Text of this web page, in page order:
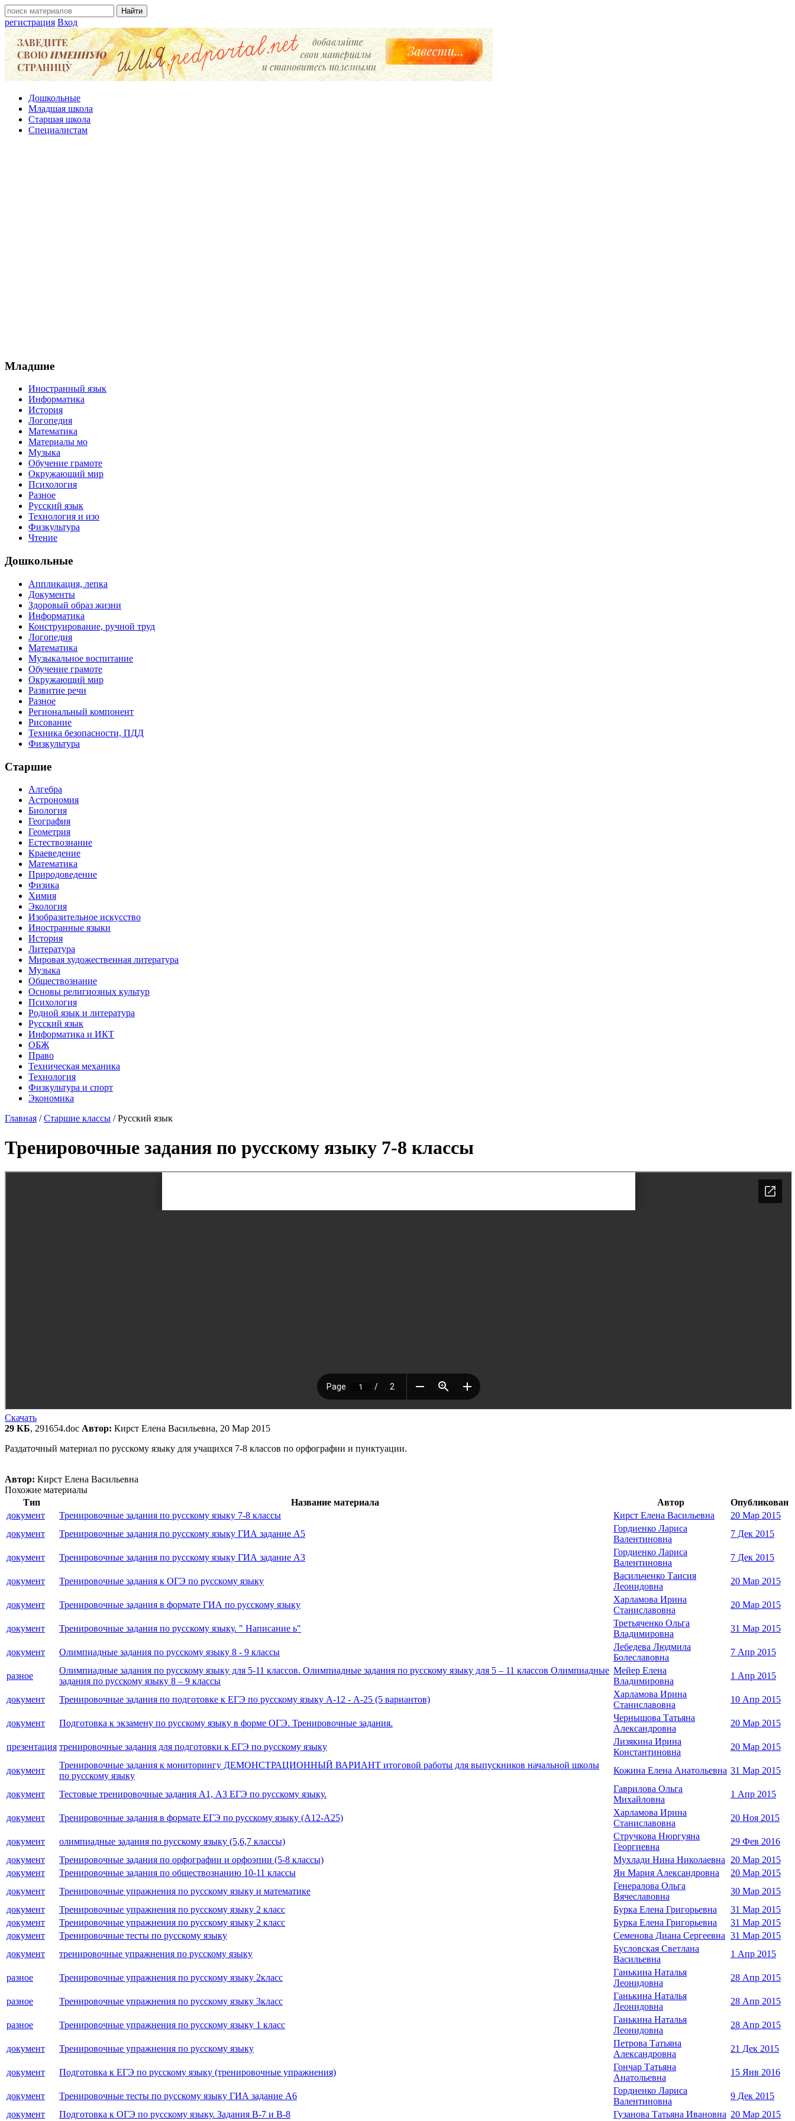
регистрация Вход
Дошкольные
Младшая школа
Старшая школа
Специалистам
Младшие
Иностранный язык
Информатика
История
Логопедия
Математика
Материалы мо
Музыка
Обучение грамоте
Окружающий мир
Психология
Разное
Русский язык
Технология и изо
Физкультура
Чтение
Дошкольные
Аппликация, лепка
Документы
Здоровый образ жизни
Информатика
Конструирование, ручной труд
Логопедия
Математика
Музыкальное воспитание
Обучение грамоте
Окружающий мир
Развитие речи
Разное
Региональный компонент
Рисование
Техника безопасности, ПДД
Физкультура
Старшие
Алгебра
Астрономия
Биология
География
Геометрия
Естествознание
Краеведение
Математика
Природоведение
Физика
Химия
Экология
Изобразительное искусство
Иностранные языки
История
Литература
Мировая художественная литература
Музыка
Обществознание
Основы религиозных культур
Психология
Родной язык и литература
Русский язык
Информатика и ИКТ
ОБЖ
Право
Техническая механика
Технология
Физкультура и спорт
Экономика
Главная /Старшие классы /Русский язык
Тренировочные задания по русскому языку 7-8 классы
Скачать
29 КБ, 291654.doc Автор: Кирст Елена Васильевна, 20 Мар 2015
Раздаточный материал по русскому языку для учащихся 7-8 классов по орфографии и пунктуации.
Автор: Кирст Елена Васильевна
Похожие материалы
Тип
Название материала Автор
Опубликован
документ
Тренировочные задания по русскому языку 7-8 классы Кирст Елена Васильевна
20 Мар 2015
документ
Тренировочные задания по русскому языку ГИА задание А5
Гордиенко Лариса
Валентиновна
7 Дек 2015
документ Тренировочные задания по русскому языку ГИА задание А3
Гордиенко Лариса
Валентиновна
7 Дек 2015
документ Тренировочные задания к ОГЭ по русскому языку
Васильченко Таисия
Леонидовна
20 Мар 2015
документ Тренировочные задания в формате ГИА по русскому языку
Харламова Ирина
Станиславовна
20 Мар 2015
документ Тренировочные задания по русскому языку. " Написание ь"
Третьяченко Ольга
Владимировна
31 Мар 2015
документ Олимпиадные задания по русскому языку 8 - 9 классы
Лебедева Людмила
Болеславовна
7 Апр 2015
разное
Олимпиадные задания по русскому языку для 5-11 классов. Олимпиадные задания по русскому языку для 5 – 11 классов Олимпиадные
задания по русскому языку 8 – 9 классы
Мейер Елена
Владимировна
1 Апр 2015
документ Тренировочные задания по подготовке к ЕГЭ по русскому языку А-12 - А-25 (5 вариантов)
Харламова Ирина
Станиславовна
10 Апр 2015
документ Подготовка к экзамену по русскому языку в форме ОГЭ. Тренировочные задания.
Чернышова Татьяна
Александровна
20 Мар 2015
презентация тренировочные задания для подготовки к ЕГЭ по русскому языку
Лизякина Ирина
Константиновна
20 Мар 2015
документ
Тренировочные задания к мониторингу ДЕМОНСТРАЦИОННЫЙ ВАРИАНТ итоговой работы для выпускников начальной школы
по русскому языку
Кожина Елена Анатольевна 31 Мар 2015
документ Тестовые тренировочные задания А1, А3 ЕГЭ по русскому языку.
Гаврилова Ольга
Михайловна
1 Апр 2015
документ Тренировочные задания в формате ЕГЭ по русскому языку (А12-А25)
Харламова Ирина
Станиславовна
20 Ноя 2015
документ олимпиадные задания по русскому языку (5,6,7 классы)
Стручкова Нюргуяна
Георгиевна
29 Фев 2016
документ
Тренировочные задания по орфографии и орфоэпии (5-8 классы) Мухлади Нина Николаевна
20 Мар 2015
документ
Тренировочные задания по обществознанию 10-11 классы Ян Мария Александровна
20 Мар 2015
документ
Тренировочные упражнения по русскому языку и математике
Генералова Ольга
Вячеславовна
30 Мар 2015
документ
Тренировочные упражнения по русскому языку 2 класс Бурка Елена Григорьевна
31 Мар 2015
документ
Тренировочные упражнения по русскому языку 2 класс Бурка Елена Григорьевна
31 Мар 2015
документ
Тренировочные тесты по русскому языку Семенова Диана Сергеевна 31 Мар 2015
документ
тренировочные упражнения по русскому языку
Бусловская Светлана
Васильевна
1 Апр 2015
разное Тренировочные упражнения по русскому языку 2класс
Ганькина Наталья
Леонидовна
28 Апр 2015
разное Тренировочные упражнения по русскому языку 3класс
Ганькина Наталья
Леонидовна
28 Апр 2015
разное Тренировочные упражнения по русскому языку 1 класс
Ганькина Наталья
Леонидовна
28 Апр 2015
документ Тренировочные упражнения по русскому языку
Петрова Татьяна
Александровна
21 Дек 2015
документ Подготовка к ЕГЭ по русскому языку (тренировочные упражнения)
Гончар Татьяна
Анатольевна
15 Янв 2016
документ Тренировочные тесты по русскому языку ГИА задание А6
Гордиенко Лариса
Валентиновна
9 Дек 2015
документ
Подготовка к ОГЭ по русскому языку. Задания В-7 и В-8 Гузанова Татьяна Ивановна 20 Мар 2015